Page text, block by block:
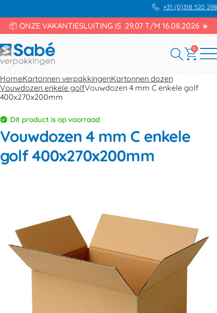
+31 (0)318 520 298
📦 ONZE VAKANTIESLUITING IS 29.07 T/M 16.08.2026 ☀️
0
HomeKartonnen verpakkingenKartonnen dozen
Vouwdozen enkele golfVouwdozen 4 mm C enkele golf
400x270x200mm
Dit product is op voorraad
Vouwdozen 4 mm C enkele
golf 400x270x200mm